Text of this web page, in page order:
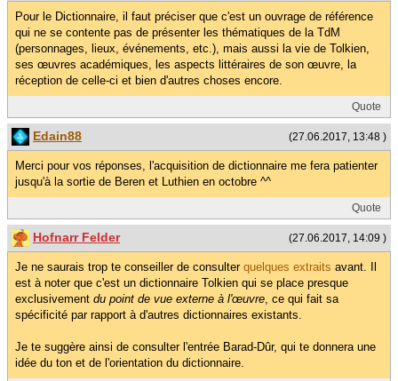
Pour le Dictionnaire, il faut préciser que c'est un ouvrage de référence
qui ne se contente pas de présenter les thématiques de la TdM
(personnages, lieux, événements, etc.), mais aussi la vie de Tolkien,
ses œuvres académiques, les aspects littéraires de son œuvre, la
réception de celle-ci et bien d'autres choses encore.
Quote
(27.06.2017, 13:48 )
Edain88
Merci pour vos réponses, l'acquisition de dictionnaire me fera patienter
jusqu'à la sortie de Beren et Luthien en octobre ^^
Quote
(27.06.2017, 14:09 )
Hofnarr Felder
Je ne saurais trop te conseiller de consulter quelques extraits avant. Il
est à noter que c'est un dictionnaire Tolkien qui se place presque
exclusivement du point de vue externe à l'œuvre, ce qui fait sa
spécificité par rapport à d'autres dictionnaires existants.
Je te suggère ainsi de consulter l'entrée Barad-Dûr, qui te donnera une
idée du ton et de l'orientation du dictionnaire.